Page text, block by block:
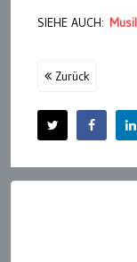
SIEHE AUCH:
Zurück